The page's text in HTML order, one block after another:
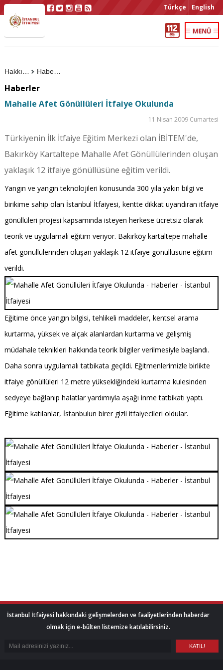
Türkçe English
Haberler
Haberler
Mahalle Afet Gönüllüleri İtfaiye Okulunda
11 Nisan 2009 Cumartesi
Türkiyenin İlk İtfaiye Eğitim Merkezi olan İBİTEM'de,
Bakırköy Kartaltepe Mahalle Afet Gönüllülerinden oluşan
yaklaşık 12 itfaiye gönüllüsüne eğitim verildi.
Yangın ve yangın teknolojileri konusunda 300 yıla yakın bilgi ve
birikime sahip olan İstanbul İtfaiyesi, kentte dikkat uyandıran itfaiye
gönüllüleri projesi kapsamında isteyen herkese ücretsiz olarak
teorik ve uygulamalı eğitim veriyor. Bakırköy kartaltepe mahalle
afet gönüllülerinden oluşan yaklaşık 12 itfaiye gönüllüsüne eğitim
verildi.
Eğitime önce yangın bilgisi, tehlikeli maddeler, kentsel arama
kurtarma, yüksek ve alçak alanlardan kurtarma ve gelişmiş
müdahale teknikleri hakkında teorik bilgiler verilmesiyle başlandı.
Daha sonra uygulamalı tatbikata geçildi. Eğitmenlerimizle birlikte
itfaiye gönüllüleri 12 metre yüksekliğindeki kurtarma kulesinden
sedyeye bağlanıp halatlar yardımıyla aşağı inme tatbikatı yaptı.
Eğitime katılanlar, İstanbulun birer gizli itfaiyecileri oldular.
İstanbul İtfaiyesi hakkındaki gelişmelerden ve faaliyetlerinden haberdar
olmak için e-bülten listemize katılabilirsiniz.